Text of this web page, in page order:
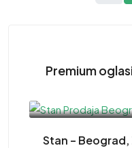
Premium
Stan – Beograd,